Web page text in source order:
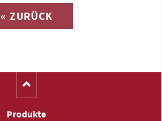
« ZURÜCK
Produkte